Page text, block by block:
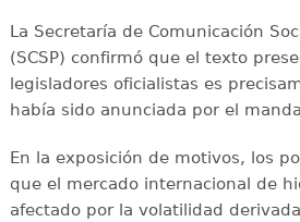
La Secretaría de Comunicación
(SCSP) confirmó que el texto
legisladores oficialistas es
había sido anunciada por el
En la exposición de motivos, los
que el mercado internacional de
afectado por la volatilidad